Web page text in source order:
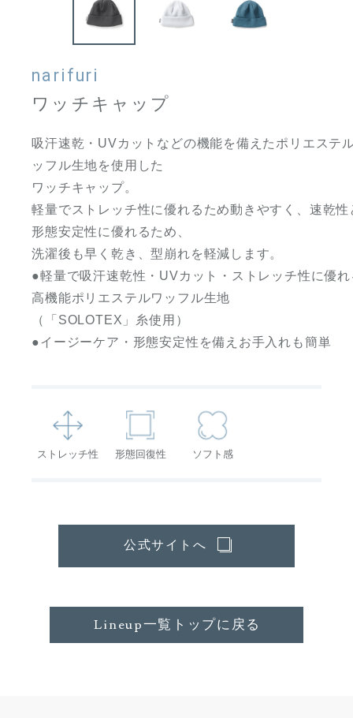
narifuri
ワッチキャップ
吸汗速乾・UVカットなどの機能を備えたポリエステ
ッフル生地を使用した
ワッチキャップ。
軽量でストレッチ性に優れるため動きやすく、速乾性
形態安定性に優れるため、
洗濯後も早く乾き、型崩れを軽減します。
●軽量で吸汗速乾性・UVカット・ストレッチ性に優れ
高機能ポリエステルワッフル生地
（「SOLOTEX」糸使用）
●イージーケア・形態安定性を備えお手入れも簡単
ストレッチ性 形態回復性 ソフト感
公式サイトへ
Lineup一覧トップに戻る